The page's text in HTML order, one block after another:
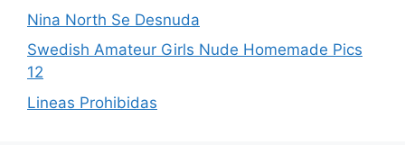
Nina North Se Desnuda
Swedish Amateur Girls Nude Homemade Pics
12
Lineas Prohibidas